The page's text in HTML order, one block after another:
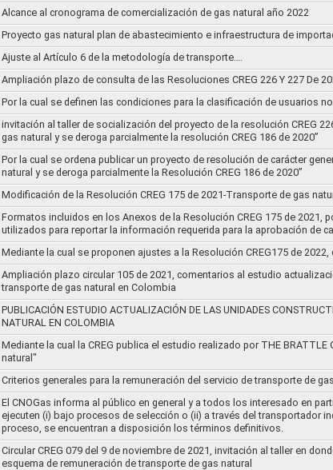
Alcance al cronograma de comercialización de gas natural año 2022
Proyecto gas natural plan de abastecimiento e infraestructura de
Ajuste al Artículo 6 de la metodología de transporte….
Ampliación plazo de consulta de las Resoluciones CREG 226 Y 227 De
Por la cual se definen las condiciones para la clasificación de usuarios
invitación al taller de socialización del proyecto de la resolución CREG
gas natural y se deroga parcialmente la resolución CREG 186 de 2020”
Por la cual se ordena publicar un proyecto de resolución de carácter
natural y se deroga parcialmente la Resolución CREG 186 de 2020”
Modificación de la Resolución CREG 175 de 2021-Transporte de gas
Formatos incluidos en los Anexos de la Resolución CREG 175 de
utilizados para reportar la información requerida para la aprobación de
Mediante la cual se proponen ajustes a la Resolución CREG175 de
Ampliación plazo circular 105 de 2021, comentarios al estudio
transporte de gas natural en Colombia
PUBLICACIÓN ESTUDIO ACTUALIZACIÓN DE LAS UNIDADES
NATURAL EN COLOMBIA
Mediante la cual la CREG publica el estudio realizado por THE
natural"
Criterios generales para la remuneración del servicio de transporte de
El CNOGas informa al público en general y a todos los interesado en
ejecuten (i) bajo procesos de selección o (ii) a través del transportador
proceso, se encuentran a disposición los términos definitivos.
Circular CREG 079 del 9 de noviembre de 2021, invitación al taller en
esquema de remuneración de transporte de gas natural